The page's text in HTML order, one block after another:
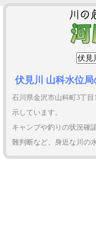
伏見川 山科水位局
石川県金沢市山科町3丁
示しています。
キャンプや釣りの状況確
難判断など、身近な川の